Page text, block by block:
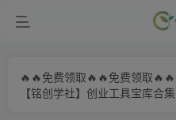
🔥🔥免费领取🔥🔥免费领
【铭创学社】创业工具宝库合集